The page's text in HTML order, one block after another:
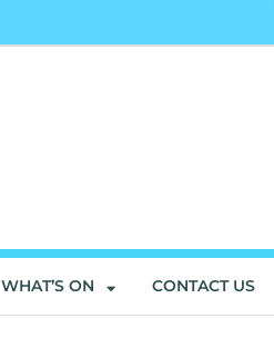
WHAT’S ON CONTACT US